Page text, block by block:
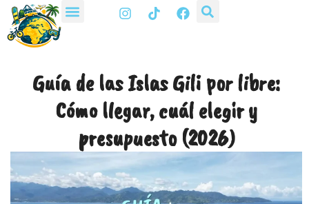
al
contenido
I
n
g
r
m
T
i
F
a
o
o
k
Guía de las Islas Gili por libre:
Cómo llegar, cuál elegir y
presupuesto (2026)